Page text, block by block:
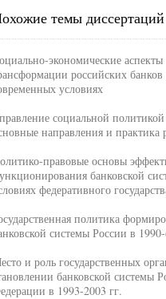
темы диссертаций
экономические аспекты
российских банков
условиях
социальной
направления и практика
правовые основы
банковской
федеративного
политика
системы России в 1990-
и роль государственных
банковской системы
в 1993-2003 гг.